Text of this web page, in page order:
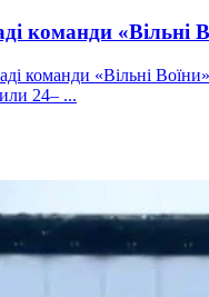
команди «Вільні
команди «Вільні
24– ...